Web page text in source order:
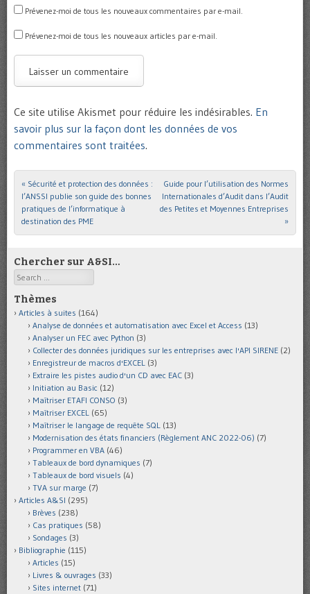
Prévenez-moi de tous les nouveaux commentaires par e-mail.
Prévenez-moi de tous les nouveaux articles par e-mail.
Ce site utilise Akismet pour réduire les indésirables. En
savoir plus sur la façon dont les données de vos
commentaires sont traitées.
Post navigation
« Sécurité et protection des données :
l’ANSSI publie son guide des bonnes
pratiques de l’informatique à
destination des PME
Guide pour l’utilisation des Normes
Internationales d’Audit dans l’Audit
des Petites et Moyennes Entreprises
»
Chercher sur A&SI…
Search
Thèmes
Articles à suites (164)
Analyse de données et automatisation avec Excel et Access (13)
Analyser un FEC avec Python (3)
Collecter des données juridiques sur les entreprises avec l'API SIRENE (2)
Enregistreur de macros d'EXCEL (3)
Extraire les pistes audio d'un CD avec EAC (3)
Initiation au Basic (12)
Maîtriser ETAFI CONSO (3)
Maîtriser EXCEL (65)
Maîtriser le langage de requête SQL (13)
Modernisation des états financiers (Règlement ANC 2022-06) (7)
Programmer en VBA (46)
Tableaux de bord dynamiques (7)
Tableaux de bord visuels (4)
TVA sur marge (7)
Articles A&SI (295)
Brèves (238)
Cas pratiques (58)
Sondages (3)
Bibliographie (115)
Articles (15)
Livres & ouvrages (33)
Sites internet (71)